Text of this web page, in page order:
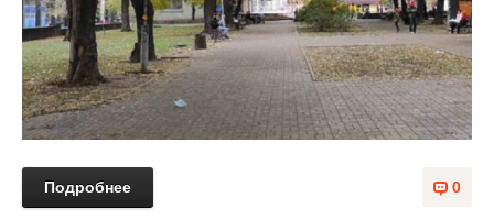
0
Подробнее